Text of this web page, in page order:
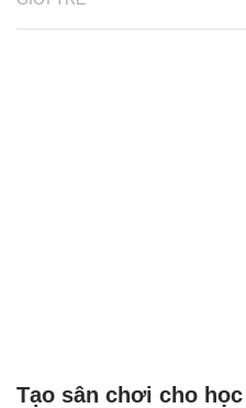
Tạo sân chơi cho